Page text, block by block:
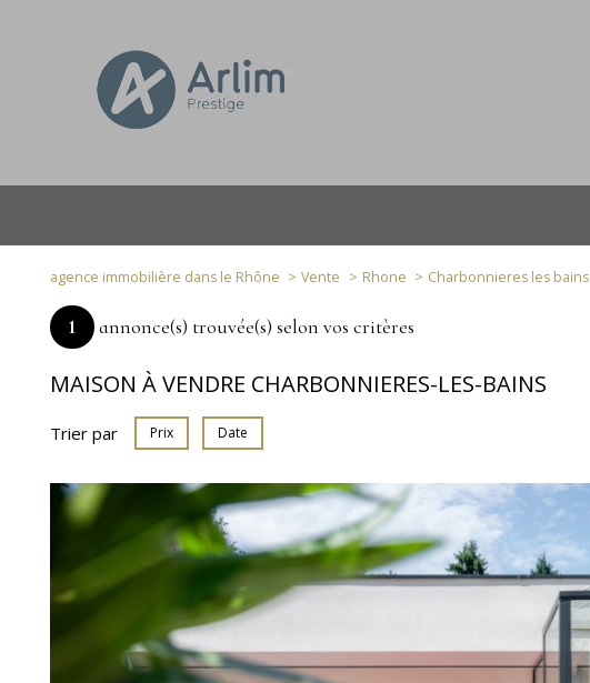
agence immobilière dans le Rhône Vente Rhone Charbonnieres les bains
1 annonce(s) trouvée(s) selon vos critères
MAISON À VENDRE CHARBONNIERES-LES-BAINS
Trier par Prix Date